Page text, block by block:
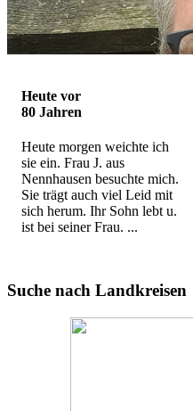
Heute vor
80 Jahren
Heute morgen weichte ich
sie ein. Frau J. aus
Nennhausen besuchte mich.
Sie trägt auch viel Leid mit
sich herum. Ihr Sohn lebt u.
ist bei seiner Frau. ...
Suche nach Landkreisen